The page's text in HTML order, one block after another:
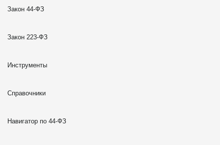
Закон 44-ФЗ
Закон 223-ФЗ
Инструменты
Справочники
Навигатор по 44-ФЗ